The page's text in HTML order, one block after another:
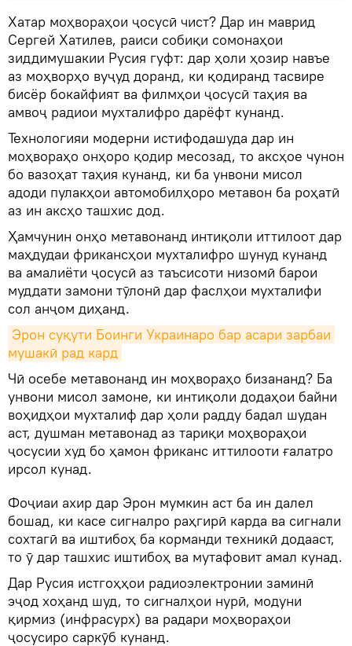
Хатар моҳвораҳои ҷосусӣ чист? Дар ин маврид
Сергей Хатилев, раиси собиқи сомонаҳои
зиддимушакии Русия гуфт: дар ҳоли ҳозир навъе
аз моҳворҳо вуҷуд доранд, ки қодиранд тасвире
бисёр бокайфият ва филмҳои ҷосусӣ таҳия ва
амвоҷ радиои мухталифро дарёфт кунанд.
Технологияи модерни истифодашуда дар ин
моҳвораҳо онҳоро қодир месозад, то аксҳое чунон
бо вазоҳат таҳия кунанд, ки ба унвони мисол
адоди пулакҳои автомобилҳоро метавон ба роҳатӣ
аз ин аксҳо ташхис дод.
Ҳамчунин онҳо метавонанд интиқоли иттилоот дар
маҳдудаи фрикансҳои мухталифро шунуд кунанд
ва амалиёти ҷосусӣ аз таъсисоти низомӣ барои
муддати замони тӯлонӣ дар фаслҳои мухталифи
сол анҷом диҳанд.
Эрон суқути Боинги Украинаро бар асари зарбаи
мушакӣ рад кард
Чӣ осебе метавонанд ин моҳвораҳо бизананд? Ба
унвони мисол замоне, ки интиқоли додаҳои байни
воҳидҳои мухталиф дар ҳоли радду бадал шудан
аст, душман метавонад аз тариқи моҳвораҳои
ҷосусии худ бо ҳамон фриканс иттилооти ғалатро
ирсол кунад.
Фоҷиаи ахир дар Эрон мумкин аст ба ин далел
бошад, ки касе сигналро раҳгирӣ карда ва сигнали
сохтагӣ ва иштибоҳ ба корманди техникӣ додааст,
то ӯ дар ташхис иштибоҳ ва мутафовит амал кунад.
Дар Русия истгоҳҳои радиоэлектронии заминӣ
эҷод хоҳанд шуд, то сигналҳои нурӣ, модуни
қирмиз (инфрасурх) ва радари моҳвораҳои
ҷосусиро саркӯб кунанд.